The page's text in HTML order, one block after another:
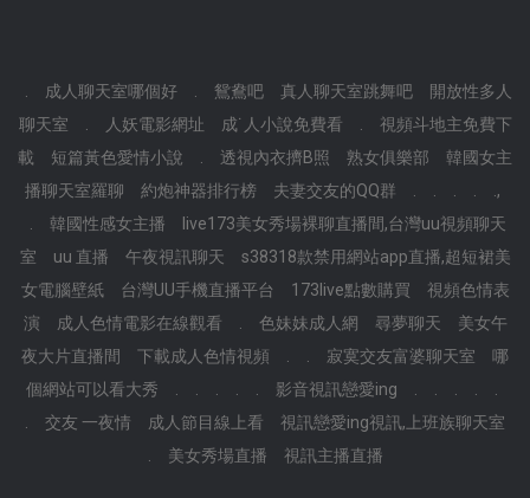
成人聊天室哪個好 鴛鴦吧 真人聊天室跳舞吧
開放性多人
聊天室
人妖電影網址 成˙人小說免費看
視頻斗地主免費下
載
短篇黃色愛情小說 透視內衣擠B照 熟女俱樂部
韓國女主
播聊天室羅聊
約炮神器排行榜 夫妻交友的QQ群
.,
韓國性感女主播
live173美女秀場裸聊直播間,台灣uu視頻聊天
室
uu 直播 午夜視訊聊天
s38318款禁用網站app直播,超短裙美
女電腦壁紙
台灣UU手機直播平台 173live點數購買
視頻色情表
演
成人色情電影在線觀看 色妹妹成人網 尋夢聊天
美女午
夜大片直播間
下載成人色情視頻 寂寞交友富婆聊天室
哪
個網站可以看大秀
影音視訊戀愛ing
交友 一夜情 成人節目線上看
視訊戀愛ing視訊,上班族聊天室
美女秀場直播 視訊主播直播